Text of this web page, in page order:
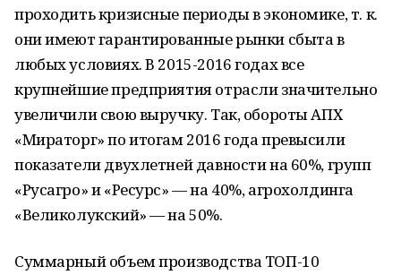
проходить кризисные периоды в экономике, т. к.
они имеют гарантированные рынки сбыта в
любых условиях. В 2015-2016 годах все
крупнейшие предприятия отрасли значительно
увеличили свою выручку. Так, обороты АПХ
«Мираторг» по итогам 2016 года превысили
показатели двухлетней давности на 60%, групп
«Русагро» и «Ресурс» — на 40%, агрохолдинга
«Великолукский» — на 50%.
Суммарный объем производства ТОП-10